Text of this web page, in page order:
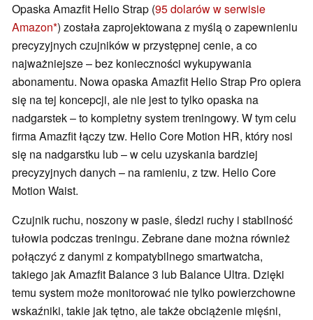
Opaska Amazfit Helio Strap (95 dolarów w serwisie
Amazon ) została zaprojektowana z myślą o zapewnieniu
precyzyjnych czujników w przystępnej cenie, a co
najważniejsze – bez konieczności wykupywania
abonamentu. Nowa opaska Amazfit Helio Strap Pro opiera
się na tej koncepcji, ale nie jest to tylko opaska na
nadgarstek – to kompletny system treningowy. W tym celu
firma Amazfit łączy tzw. Helio Core Motion HR, który nosi
się na nadgarstku lub – w celu uzyskania bardziej
precyzyjnych danych – na ramieniu, z tzw. Helio Core
Motion Waist.
Czujnik ruchu, noszony w pasie, śledzi ruchy i stabilność
tułowia podczas treningu. Zebrane dane można również
połączyć z danymi z kompatybilnego smartwatcha,
takiego jak Amazfit Balance 3 lub Balance Ultra. Dzięki
temu system może monitorować nie tylko powierzchowne
wskaźniki, takie jak tętno, ale także obciążenie mięśni,